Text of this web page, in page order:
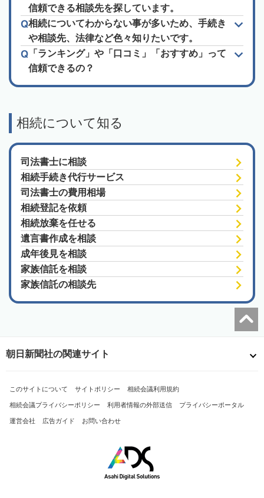
信頼できる相談先を探しています。
相続についてわからない事が多いため、手続き
や相談先、法律など色々知りたいです。
「ランキング」や「口コミ」「おすすめ」って
信頼できるの？
相続について知る
司法書士に相談
相続手続き代行サービス
司法書士の費用相場
相続登記を依頼
相続放棄を任せる
遺言書作成を相談
成年後見を相談
家族信託を相談
家族信託の相談先
朝日新聞社の関連サイト
このサイトについて サイトポリシー 相続会議利用規約
相続会議プライバシーポリシー 利用者情報の外部送信 プライバシーポータル
運営会社 広告ガイド お問い合わせ